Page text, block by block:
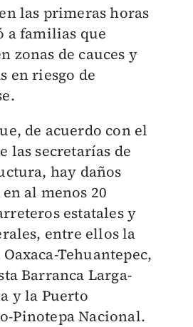
las primeras horas
a familias que
zonas de cauces y
en riesgo de
de acuerdo con el
las secretarías de
hay daños
al menos 20
estatales y
entre ellos la
Tehuantepec,
Barranca Larga-
y la Puerto
Pinotepa Nacional.